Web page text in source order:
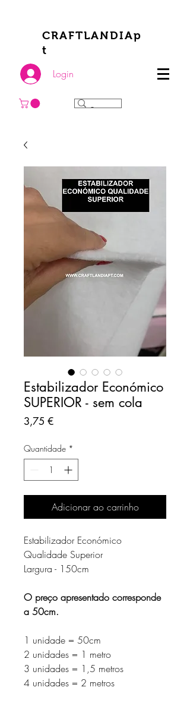
CRAFTLANDIAp
t
Login
Estabilizador Económico
SUPERIOR - sem cola
3,75 €Preço
Quantidade *
Adicionar ao carrinho
Estabilizador Económico
Qualidade Superior
Largura - 150cm
O preço apresentado corresponde
a 50cm.
1 unidade = 50cm
2 unidades = 1 metro
3 unidades = 1,5 metros
4 unidades = 2 metros